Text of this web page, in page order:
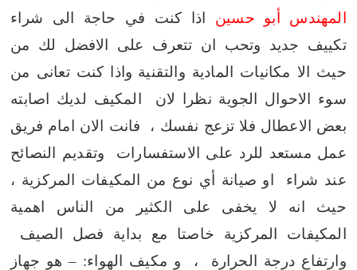
المهندس أبو حسين اذا كنت في حاجة الى شراء
تكييف جديد وتحب ان تتعرف على الافضل لك من
حيث الا مكانيات المادية والتقنية واذا كنت تعانى من
سوء الاحوال الجوية نظرا لان المكيف لديك اصابته
بعض الاعطال فلا تزعج نفسك ، فانت الان امام فريق
عمل مستعد للرد على الاستفسارات وتقديم النصائح
عند شراء او صيانة أي نوع من المكيفات المركزية ،
حيث انه لا يخفى على الكثير من الناس اهمية
المكيفات المركزية خاصتا مع بداية فصل الصيف
وارتفاع درجة الحرارة ، و مكيف الهواء: – هو جهاز